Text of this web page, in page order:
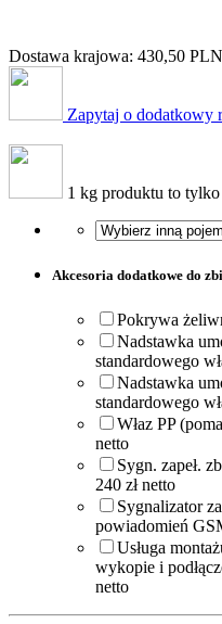
Dostawa krajowa: 430,50 PLN
Zapytaj o dodatkowy
1 kg produktu to
Akcesoria dodatkowe do
Pokrywa
Nadstawka
standardowego
Nadstawka
standardowego
Właz PP
netto
Sygn. zapeł.
240 zł netto
Sygnalizator
powiadomień
Usługa
wykopie i
netto